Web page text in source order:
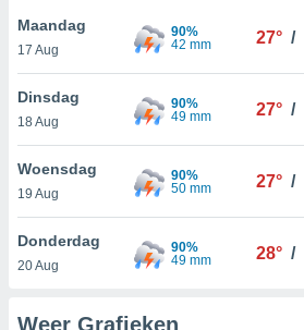
uw
basis van
u
elk
de
op "
Maandag
17 Aug
90%
42 mm
27° /
Dinsdag
18 Aug
90%
49 mm
27° /
Woensdag
19 Aug
90%
50 mm
27° /
Donderdag
20 Aug
90%
49 mm
28° /
Weer Grafieken